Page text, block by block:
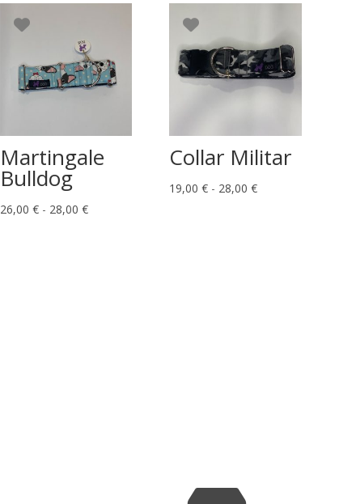
Martingale
Bulldog
26,00€ - 28,00€Rango
Collar Militar
19,00€ - 28,00€Rango